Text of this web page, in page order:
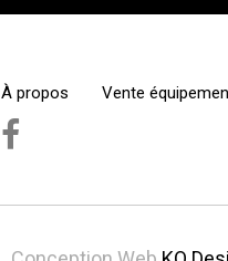
À propos Vente